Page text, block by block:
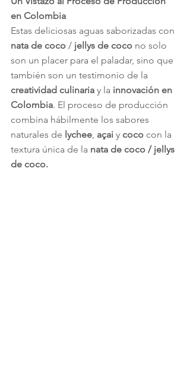
en Colombia
Estas deliciosas aguas saborizadas con
nata de coco / jellys de coco no solo
son un placer para el paladar, sino que
también son un testimonio de la
creatividad culinaria y la innovación en
Colombia. El proceso de producción
combina hábilmente los sabores
naturales de lychee açai y coco con la
textura única de la nata de coco / jellys
de coco.